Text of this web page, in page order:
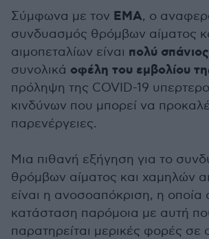
Σύμφωνα με τον ΕΜΑ, ο
συνδυασμός θρόμβων αίματος
αιμοπεταλίων είναι πολύ σπάνιος
συνολικά οφέλη του εμβολίου
πρόληψη της COVID-19
κινδύνων που μπορεί να
παρενέργειες.
Μια πιθανή εξήγηση για το
θρόμβων αίματος και χαμηλών
είναι η ανοσοαπόκριση, η οποία
κατάσταση παρόμοια με αυτή
παρατηρείται μερικές φορές σε